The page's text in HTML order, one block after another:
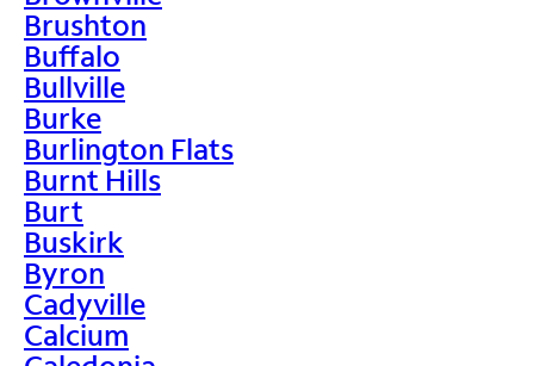
Brushton
Buffalo
Bullville
Burke
Burlington Flats
Burnt Hills
Burt
Buskirk
Byron
Cadyville
Calcium